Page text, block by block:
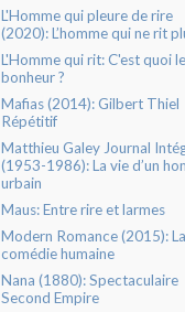
L'Homme qui pleure de rire
(2020): L’homme qui ne rit
L'Homme qui rit: C'est quoi le
bonheur ?
Mafias (2014): Gilbert Thiel
Répétitif
Matthieu Galey Journal
(1953-1986): La vie d’un
urbain
Maus: Entre rire et larmes
Modern Romance (2015): La
comédie humaine
Nana (1880): Spectaculaire
Second Empire